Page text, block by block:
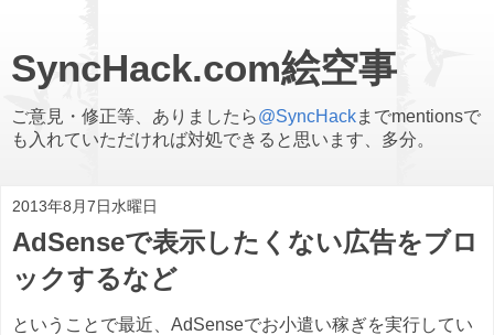
SyncHack.com絵空事
ご意見・修正等、ありましたら@SyncHackまでmentionsで
も入れていただければ対処できると思います、多分。
2013年8月7日水曜日
AdSenseで表示したくない広告をブロ
ックするなど
ということで最近、AdSenseでお小遣い稼ぎを実行してい